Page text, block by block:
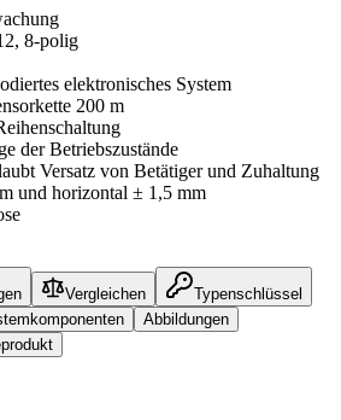
8-polig
elektronisches System
200 m
der Betriebszustände
Versatz von Betätiger und Zuhaltung
und horizontal ± 1,5 mm
Vergleichen
Typenschlüssel
Abbildungen